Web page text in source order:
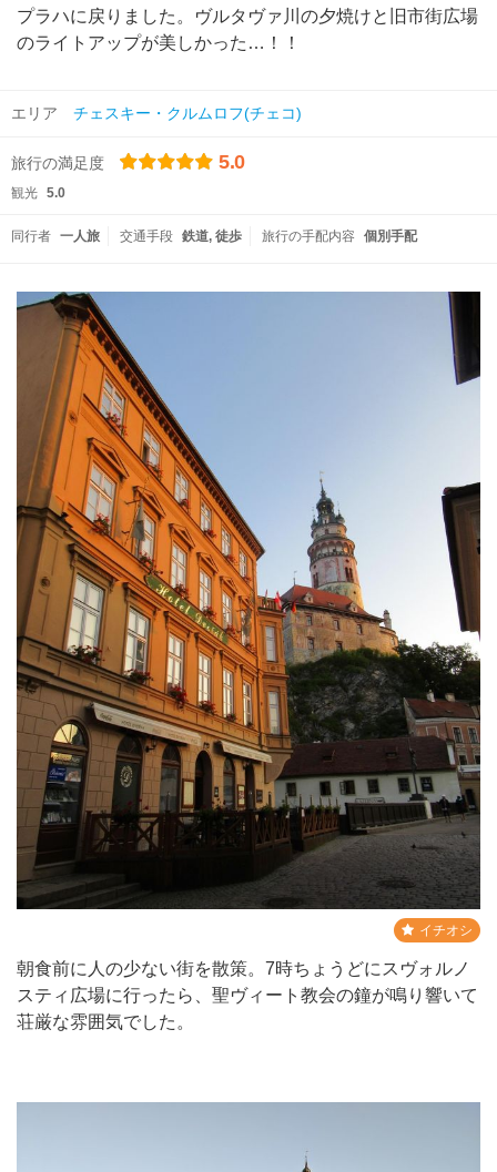
プラハに戻りました。ヴルタヴァ川の夕焼けと旧市街広場
のライトアップが美しかった…！！
エリア チェスキー・クルムロフ(チェコ)
旅行の満足度 5.0
観光 5.0
同行者 一人旅 交通手段 鉄道 徒歩 旅行の手配内容 個別手配
イチオシ
朝食前に人の少ない街を散策。7時ちょうどにスヴォルノ
スティ広場に行ったら、聖ヴィート教会の鐘が鳴り響いて
荘厳な雰囲気でした。